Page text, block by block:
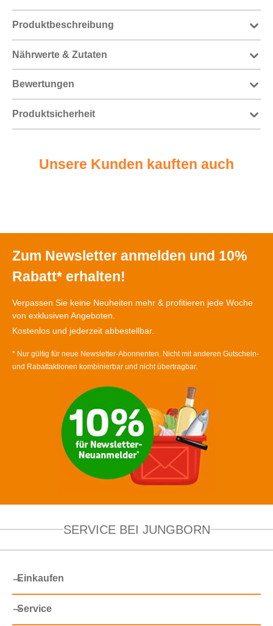
Produktbeschreibung
Nährwerte & Zutaten
Bewertungen
Produktsicherheit
Unsere Kunden kauften auch
Zum Newsletter anmelden und 10%
Rabatt* erhalten!
Verpassen Sie keine Neuheiten mehr & profitieren jede Woche
von exklusiven Angeboten.
Kostenlos und jederzeit abbestellbar.
* Nur gültig für neue Newsletter-Abonnenten. Nicht mit anderen Gutschein-
und Rabattaktionen kombinierbar und nicht übertragbar.
SERVICE BEI JUNGBORN
Einkaufen
Service